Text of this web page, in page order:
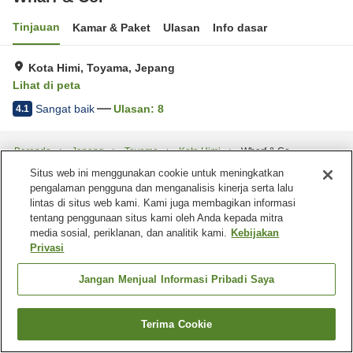
Tinjauan Kamar & Paket Ulasan Info dasar
Kota Himi, Toyama, Jepang
Lihat di peta
4.1 Sangat baik Ulasan: 8
Beranda Jepang Toyama Kota Himi Wharf & Co.
Cari kamar
Situs web ini menggunakan cookie untuk meningkatkan
pengalaman pengguna dan menganalisis kinerja serta lalu
lintas di situs web kami. Kami juga membagikan informasi
tentang penggunaan situs kami oleh Anda kepada mitra
media sosial, periklanan, dan analitik kami. Kebijakan
Privasi
Jangan Menjual Informasi Pribadi Saya
Terima Cookie